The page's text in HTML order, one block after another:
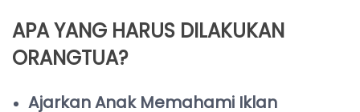
APA YANG HARUS DILAKUKAN
ORANGTUA?
Ajarkan Anak Memahami Iklan